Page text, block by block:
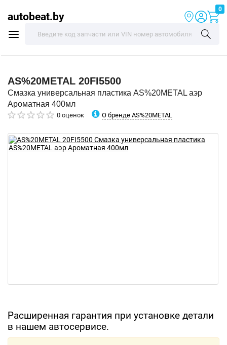
autobeat.by
0
AS%20METAL 20FI5500
Смазка универсальная пластика AS%20METAL аэр
Ароматная 400мл
0 оценок О бренде AS%20METAL
Расширенная гарантия при установке детали
в нашем автосервисе.